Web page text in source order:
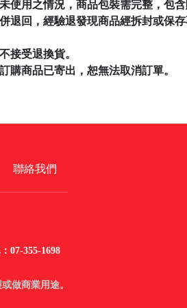
使用之情況，商品包裝需完整，包
退回，經驗退發現商品經拆封或保
接受退換貨。
購商品已寄出，恕無法取消訂單。
聯絡我們
07-355-1698
做商業用途。